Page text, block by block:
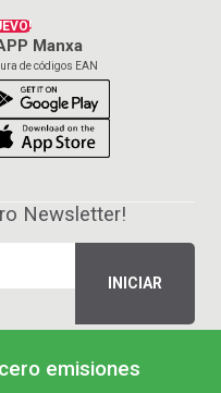
Manxa
de códigos EAN
Newsletter!
cero emisiones